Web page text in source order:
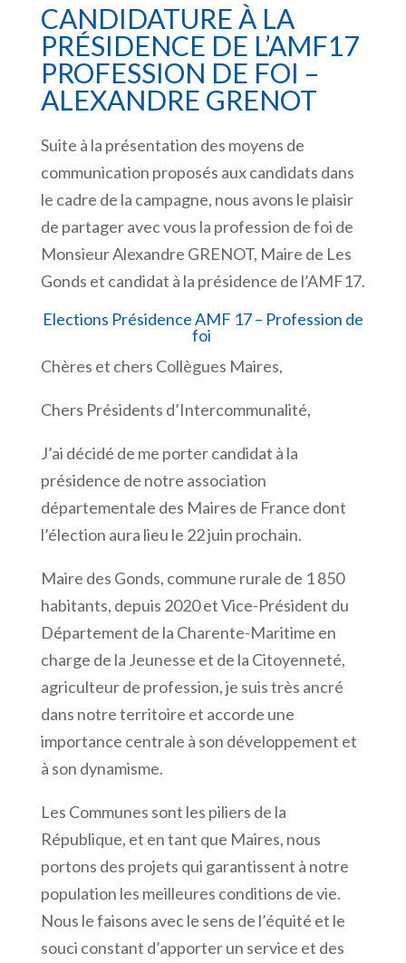
CANDIDATURE À LA
PRÉSIDENCE DE L’AMF17
PROFESSION DE FOI –
ALEXANDRE GRENOT
Suite à la présentation des moyens de
communication proposés aux candidats dans
le cadre de la campagne, nous avons le plaisir
de partager avec vous la profession de foi de
Monsieur Alexandre GRENOT, Maire de Les
Gonds et candidat à la présidence de l’AMF17.
Elections Présidence AMF 17 – Profession de
foi
Chères et chers Collègues Maires,
Chers Présidents d’Intercommunalité,
J’ai décidé de me porter candidat à la
présidence de notre association
départementale des Maires de France dont
l’élection aura lieu le 22 juin prochain.
Maire des Gonds, commune rurale de 1 850
habitants, depuis 2020 et Vice-Président du
Département de la Charente-Maritime en
charge de la Jeunesse et de la Citoyenneté,
agriculteur de profession, je suis très ancré
dans notre territoire et accorde une
importance centrale à son développement et
à son dynamisme.
Les Communes sont les piliers de la
République, et en tant que Maires, nous
portons des projets qui garantissent à notre
population les meilleures conditions de vie.
Nous le faisons avec le sens de l’équité et le
souci constant d’apporter un service et des